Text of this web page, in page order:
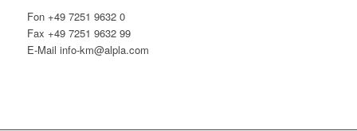
Fon +49 7251 9632 0
Fax +49 7251 9632 99
E-Mail info-km@alpla.com